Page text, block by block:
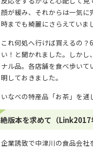
顔が緩み、それからは一気
時までも綺麗にさらえていま
これ何処へ行けば買えるの
い！と聞かれました。しか
ナル品。各店舗を食べ歩い
明しておきました。
いなべの特産品「お茶」を通
絶版本を求めて（Link2017
企業誘致で中津川の食品会社